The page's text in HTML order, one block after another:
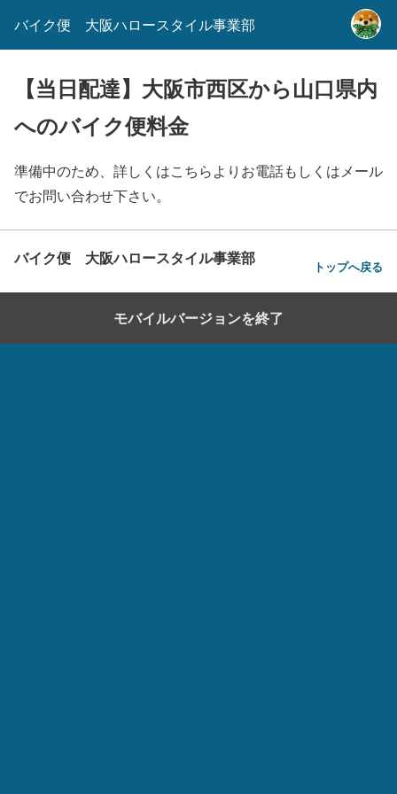
バイク便 大阪ハロースタイル事業部
【当日配達】大阪市西区から山口県内
へのバイク便料金
準備中のため、詳しくはこちらよりお電話もしくはメール
でお問い合わせ下さい。
バイク便 大阪ハロースタイル事業部 トップへ戻る
モバイルバージョンを終了